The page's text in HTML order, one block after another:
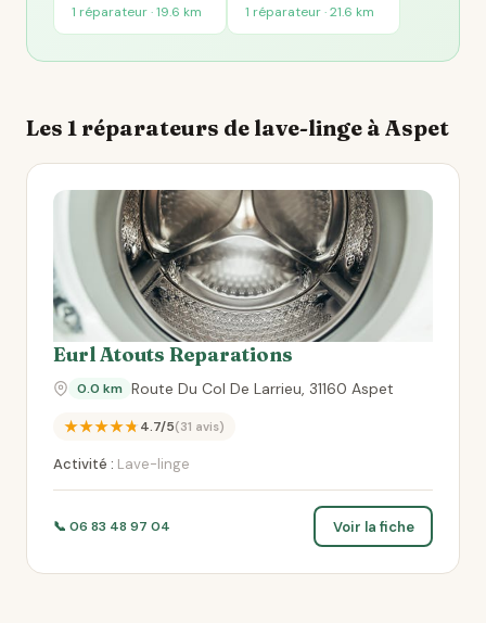
1 réparateur · 19.6 km 1 réparateur · 21.6 km
Les 1 réparateurs de lave-linge à Aspet
Eurl Atouts Reparations
0.0 km Route Du Col De Larrieu, 31160 Aspet
★★★★★4.7/5(31 avis)
Activité : Lave-linge
📞 06 83 48 97 04 Voir la fiche